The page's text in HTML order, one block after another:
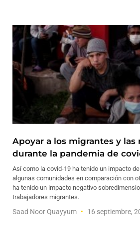
Apoyar a los migrantes y las
durante la pandemia de
Así como la covid-19 ha tenido un impacto
algunas comunidades en comparación con
ha tenido un impacto negativo
trabajadores migrantes.
Saad Noor Quayyum 16 septiembre,